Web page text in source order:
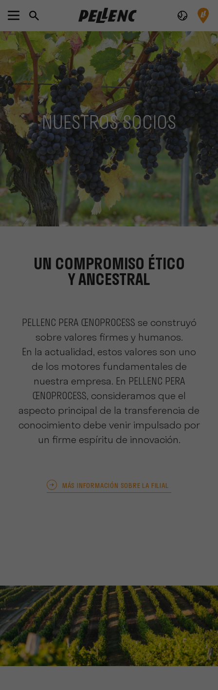
NUESTROS SOCIOS
UN COMPROMISO ÉTICO
Y ANCESTRAL
PELLENC PERA ŒNOPROCESS se construyó
sobre valores firmes y humanos.
En la actualidad, estos valores son uno
de los motores fundamentales de
nuestra empresa. En PELLENC PERA
ŒNOPROCESS, consideramos que el
aspecto principal de la transferencia de
conocimiento debe venir impulsado por
un firme espíritu de innovación.
MÁS INFORMACIÓN SOBRE LA FILIAL